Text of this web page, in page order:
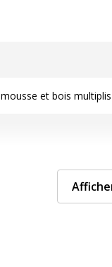
et bois multiplis